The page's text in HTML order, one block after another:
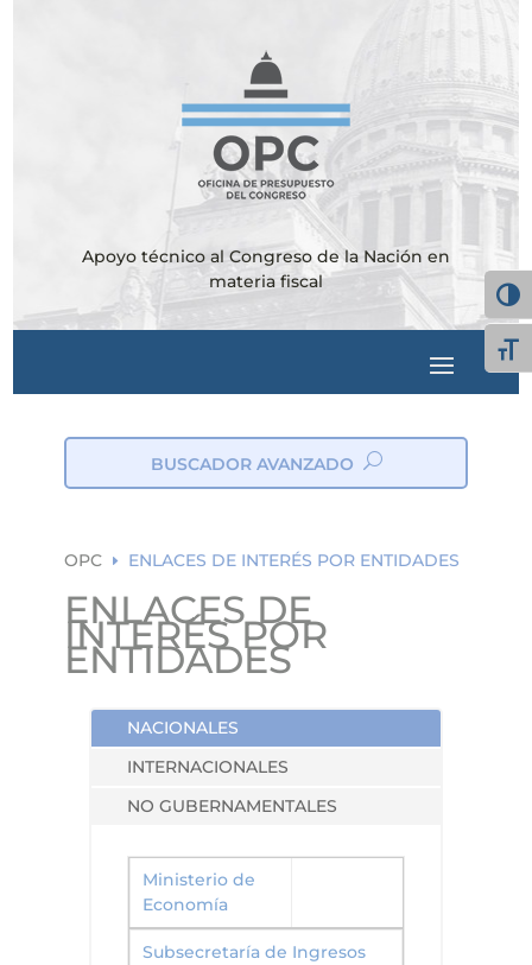
Apoyo técnico al Congreso de la Nación en
materia fiscal
BUSCADOR AVANZADO
rc
OPC E ENLACES DE INTERÉS POR ENTIDADES
ENLACES DE
INTERÉS POR
ENTIDADES
NACIONALES
INTERNACIONALES
NO GUBERNAMENTALES
Ministerio de
Economía
Subsecretaría de Ingresos